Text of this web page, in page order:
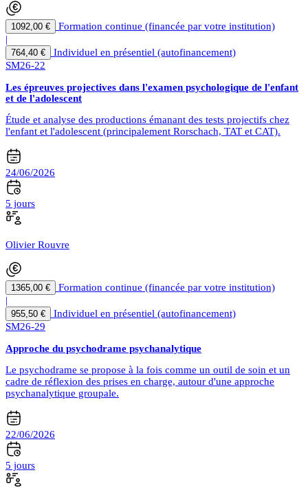
1092,00 €
Formation continue (financée par votre institution)
|
764,40 €
Individuel en présentiel (autofinancement)
SM26-22
Les épreuves projectives dans l'examen psychologique de l'enfant
et de l'adolescent
Étude et analyse des productions émanant des tests projectifs chez
l'enfant et l'adolescent (principalement Rorschach, TAT et CAT).
24/06/2026
5 jours
Olivier Rouvre
1365,00 €
Formation continue (financée par votre institution)
|
955,50 €
Individuel en présentiel (autofinancement)
SM26-29
Approche du psychodrame psychanalytique
Le psychodrame se propose à la fois comme un outil de soin et un
cadre de réflexion des prises en charge, autour d'une approche
psychanalytique groupale.
22/06/2026
5 jours